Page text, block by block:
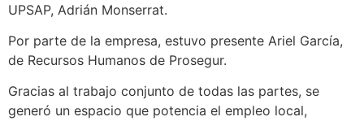
UPSAP, Adrián Monserrat.
Por parte de la empresa, estuvo presente Ariel García,
de Recursos Humanos de Prosegur.
Gracias al trabajo conjunto de todas las partes, se
generó un espacio que potencia el empleo local,